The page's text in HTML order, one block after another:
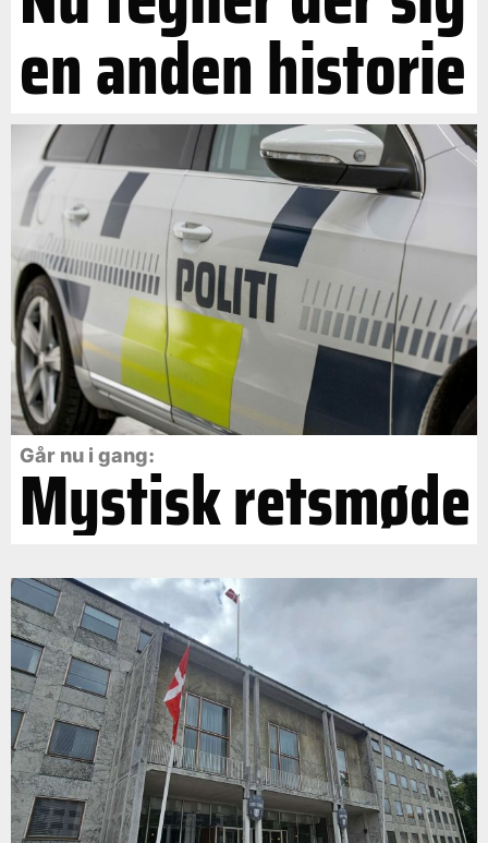
en anden historie
Går nu i gang:
Mystisk retsmøde